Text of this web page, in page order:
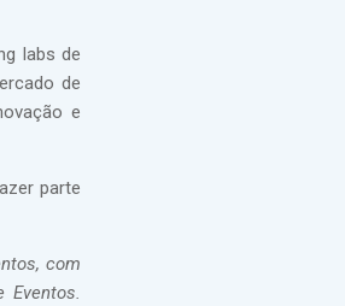
labs de
de
e
parte
com
Eventos.